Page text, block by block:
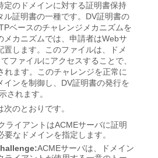
定のドメインに対する証明書保持
ル証明書の一種です。DV証明書の
ベースのチャレンジメカニズムを
メカニズムでは、申請者はWebサ
します。このファイルは、ドメ
ファイルにアクセスすることで、
れます。このチャレンジを正常に
インを制御し、DV証明書の発行を
されます。
のとおりです。
ライアントはACMEサーバに証明
なドメインを指定します。
ACMEサーバは、ドメイン